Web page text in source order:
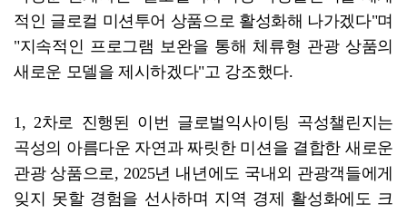
적인 글로컬 미션투어 상품으로 활성화해 나가겠다"며
"지속적인 프로그램 보완을 통해 체류형 관광 상품의
새로운 모델을 제시하겠다"고 강조했다.
1, 2차로 진행된 이번 글로벌익사이팅 곡성챌린지는
곡성의 아름다운 자연과 짜릿한 미션을 결합한 새로운
관광 상품으로, 2025년 내년에도 국내외 관광객들에게
잊지 못할 경험을 선사하며 지역 경제 활성화에도 크